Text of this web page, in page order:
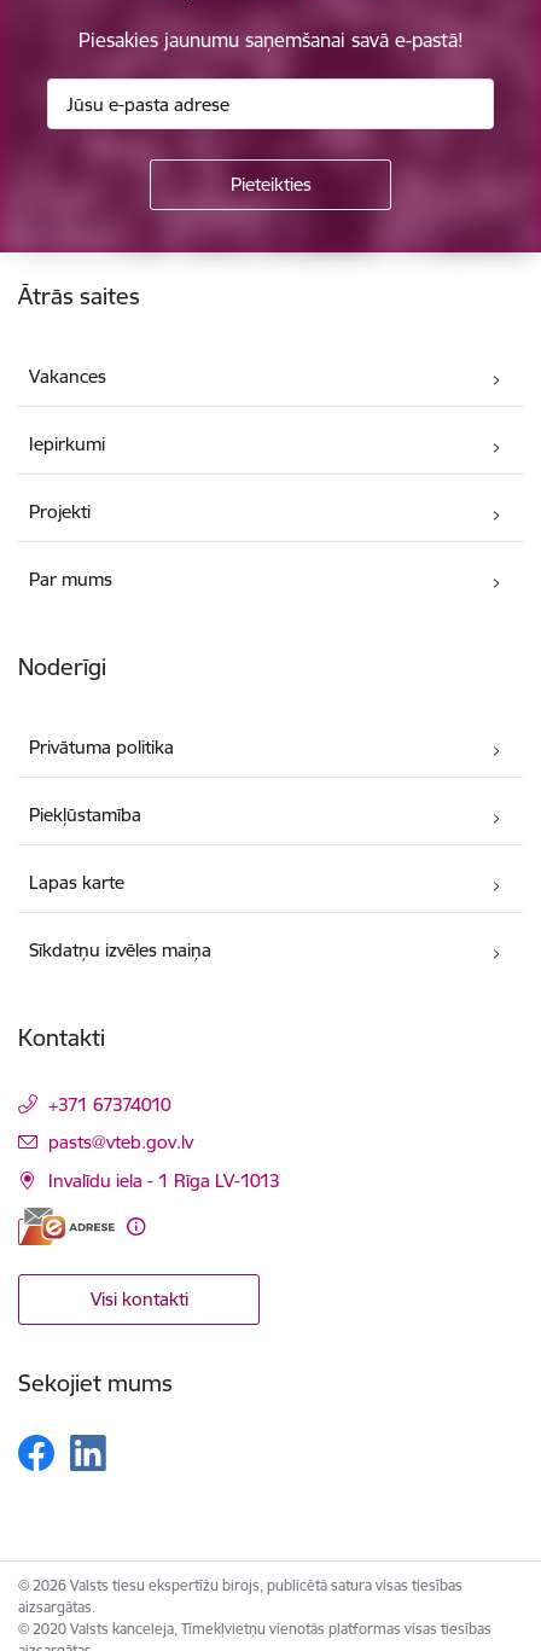
Piesakies jaunumu saņemšanai savā e-pastā!
Ātrās saites
Vakances
Iepirkumi
Projekti
Par mums
Noderīgi
Privātuma politika
Piekļūstamība
Lapas karte
Sīkdatņu izvēles maiņa
Kontakti
+371 67374010
E-pasts:
pasts@vteb.gov.lv
Invalīdu iela - 1 Rīga LV-1013
Visi kontakti
Sekojiet mums
© 2026 Valsts tiesu ekspertīžu birojs, publicētā satura visas tiesības
aizsargātas.
© 2020 Valsts kanceleja, Tīmekļvietņu vienotās platformas visas tiesības